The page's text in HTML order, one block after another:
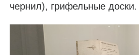
чернил), грифельные доски.